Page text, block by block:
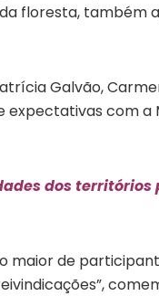
floresta, também
Galvão,
com a
dos territórios
maior de